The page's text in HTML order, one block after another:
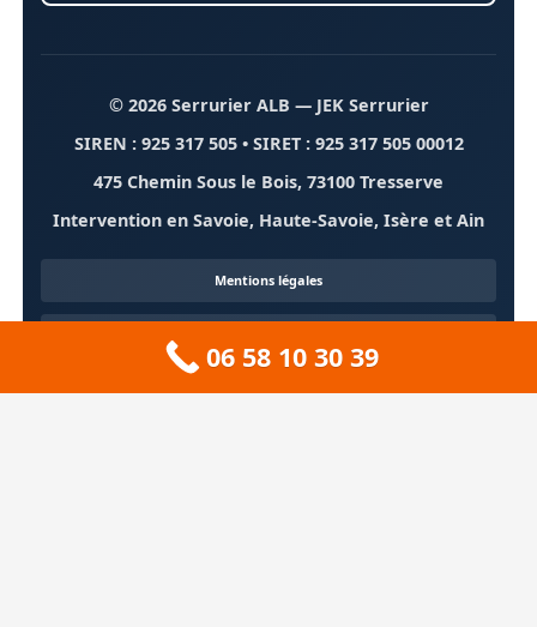
© 2026 Serrurier ALB — JEK Serrurier
SIREN : 925 317 505 • SIRET : 925 317 505 00012
475 Chemin Sous le Bois, 73100 Tresserve
Intervention en Savoie, Haute-Savoie, Isère et Ain
Mentions légales
Contact
06 58 10 30 39